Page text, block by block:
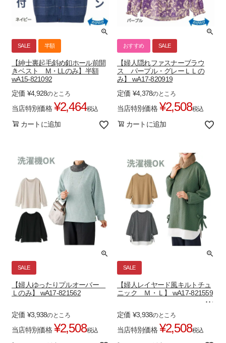
SALE 半額
【紳士裏起毛斜め釦ホール前開
きベスト M・LLのみ】半額
wA15-821092
定価 ¥4,928のところ
当店特別価格 ¥2,464税込
カートに追加
おすすめ SALE
【婦人隠れファスナーブラウ
ス パープル・グレーＬＬの
み】 wA17-820919
定価 ¥4,378のところ
当店特別価格 ¥2,508税込
カートに追加
SALE
【婦人ゆったりプルオーバー
Ｌのみ】 wA17-821562
定価 ¥3,938のところ
当店特別価格 ¥2,508税込
SALE
【婦人レイヤード風キルトチュ
ニック Ｍ・Ｌ】 wA17-821559
定価 ¥3,938のところ
当店特別価格 ¥2,508税込